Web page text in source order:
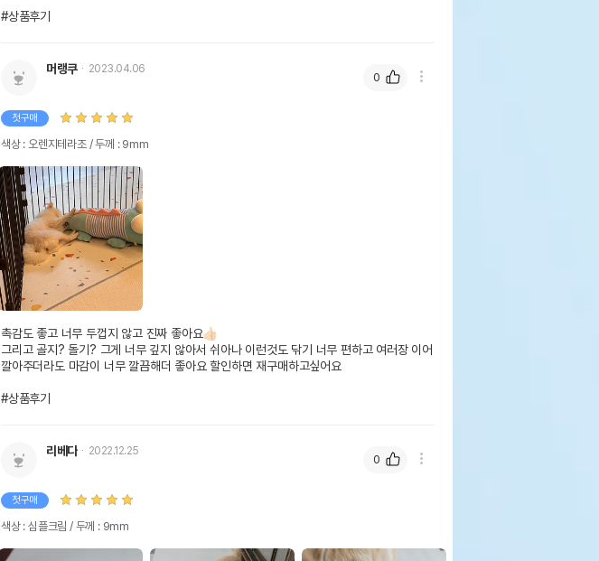
#상품후기
머랭쿠 2023.04.06
첫구매
색상 : 오렌지테라조 / 두께 : 9mm
촉감도 좋고 너무 두껍지 않고 진짜 좋아요👍🏻
그리고 골지? 돌기? 그게 너무 깊지 않아서 쉬아나 이런것도 닦기 너무 편하고 여러장 이어
깔아주더라도 마감이 너무 깔끔해더 좋아요 할인하면 재구매하고싶어요
#상품후기
0
리베다 2022.12.25
첫구매
색상 : 심플크림 / 두께 : 9mm
0